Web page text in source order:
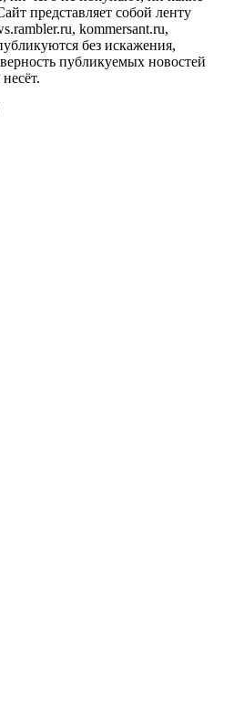
представляет собой ленту
kommersant.ru,
без искажения,
публикуемых новостей